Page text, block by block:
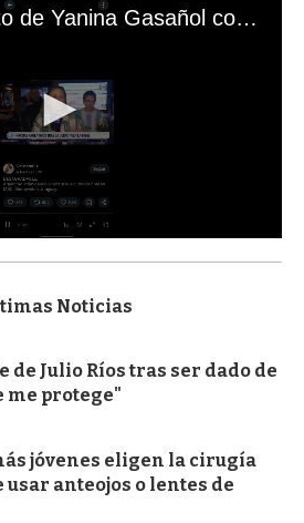
El mal momento de Yanina Gasañol con un hincha argentino en "Subrayado"
Noticias
de Julio Ríos tras ser dado de
me protege"
jóvenes eligen la cirugía
anteojos o lentes de